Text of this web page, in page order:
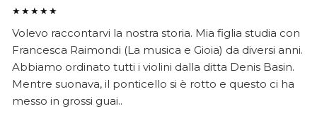
★★★★★
Volevo raccontarvi la nostra storia. Mia figlia studia con
Francesca Raimondi (La musica e Gioia) da diversi anni.
Abbiamo ordinato tutti i violini dalla ditta Denis Basin.
Mentre suonava, il ponticello si è rotto e questo ci ha
messo in grossi guai..